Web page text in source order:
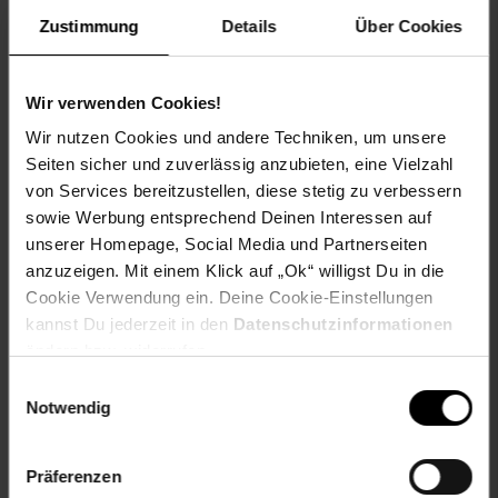
Zustimmung Details Über Cookies
Wir verwenden Cookies!
Wir nutzen Cookies und andere Techniken, um unsere
Seiten sicher und zuverlässig anzubieten, eine Vielzahl
von Services bereitzustellen, diese stetig zu verbessern
sowie Werbung entsprechend Deinen Interessen auf
unserer Homepage, Social Media und Partnerseiten
anzuzeigen. Mit einem Klick auf „Ok“ willigst Du in die
Cookie Verwendung ein. Deine Cookie-Einstellungen
kannst Du jederzeit in den Datenschutzinformationen
Notwendig
Präferenzen
Artikel gehört zur Kategorie:Tafeln & Whiteboards
Versandinformationen
Herstellerinformationen
Weitere Online-Angebote
Netto Reisen Weinwelt